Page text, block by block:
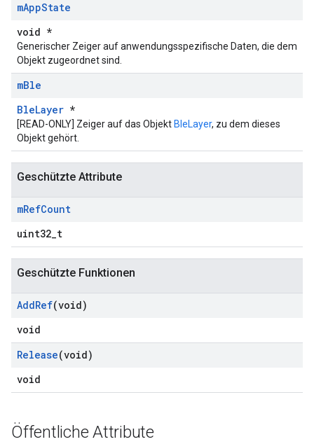
mAppState
void *
Generischer Zeiger auf anwendungsspezifische Daten, die dem
Objekt zugeordnet sind.
mBle
BleLayer *
[READ-ONLY] Zeiger auf das Objekt BleLayer, zu dem dieses
Objekt gehört.
Geschützte Attribute
mRefCount
uint32_t
Geschützte Funktionen
AddRef(void)
void
Release(void)
void
Öffentliche Attribute